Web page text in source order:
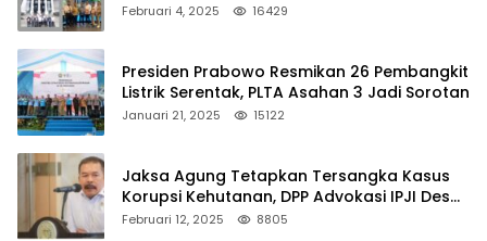
Februari 4, 2025 16429
Presiden Prabowo Resmikan 26 Pembangkit
Listrik Serentak, PLTA Asahan 3 Jadi Sorotan
Januari 21, 2025 15122
Jaksa Agung Tetapkan Tersangka Kasus
Korupsi Kehutanan, DPP Advokasi IPJI Desak
Pengusutan Pajak RAPP
Februari 12, 2025 8805